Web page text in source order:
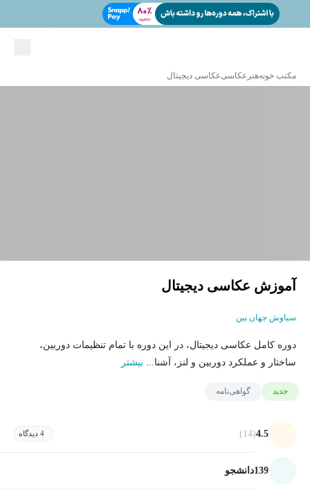
مکتب خونههنر عکاسیعکاسی دیجیتال
آموزش عکاسی دیجیتال
سیاوش جهان بین
دوره کامل عکاسی دیجیتال، در این دوره با تمام تنظیمات دوربین،
ساختار و عملکرد دوربین و لنز، آشنا... بیشتر
جدید گواهی‌نامه
4.5
(14) 4 دیدگاه
139دانشجو